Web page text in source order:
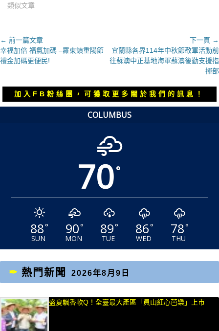
類似文章
文
章
導
← 前一篇文章
上
一
幸福加倍 福氣加碼 –羅東鎮重陽節
禮金加碼更便民!
下一頁 →
下
一
章：
宜蘭縣各界114年中秋節敬軍活動前
往蘇澳中正基地海軍蘇澳後勤支援指
揮部
加入FB粉絲團，可獲取更多關於我們的訊息！
COLUMBUS
70°
88°
SUN
90°
MON
89°
TUE
86°
WED
78°
THU
熱門新聞 2026年8月9日
盛夏飄香軟Q！全臺最大產區「員山紅心芭樂」上市